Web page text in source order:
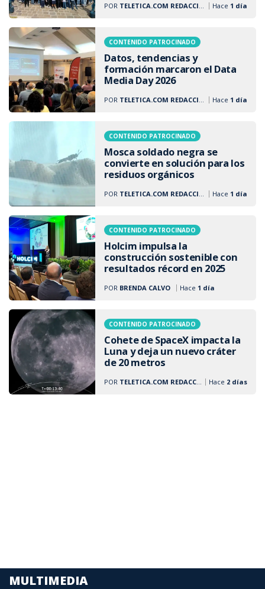
Hace 1 día
POR TELETICA.COM REDACCIÓN
CONTENIDO PATROCINADO
Datos, tendencias y
formación marcaron el Data
Media Day 2026
Hace 1 día
POR TELETICA.COM REDACCIÓN
CONTENIDO PATROCINADO
Mosca soldado negra se
convierte en solución para los
residuos orgánicos
Hace 1 día
POR TELETICA.COM REDACCIÓN
CONTENIDO PATROCINADO
Holcim impulsa la
construcción sostenible con
resultados récord en 2025
Hace 1 día
POR BRENDA CALVO
CONTENIDO PATROCINADO
Cohete de SpaceX impacta la
Luna y deja un nuevo cráter
de 20 metros
Hace 2 días
POR TELETICA.COM REDACCIÓN
MULTIMEDIA